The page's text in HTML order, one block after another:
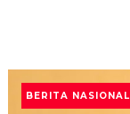
BERITA NASIONAL